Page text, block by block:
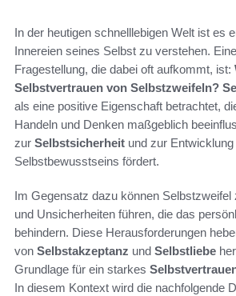
In der heutigen schnelllebigen Welt ist es
Innereien seines Selbst zu verstehen.
Fragestellung, die dabei oft aufkommt, ist:
Selbstvertrauen von Selbstzweifeln?
als eine positive Eigenschaft betrachtet,
Handeln und Denken maßgeblich
zur Selbstsicherheit und zur
Selbstbewusstseins fördert.
Im Gegensatz dazu können Selbstzweifel
und Unsicherheiten führen, die das
behindern. Diese Herausforderungen
von Selbstakzeptanz und Selbstliebe
Grundlage für ein starkes
In diesem Kontext wird die nachfolgende